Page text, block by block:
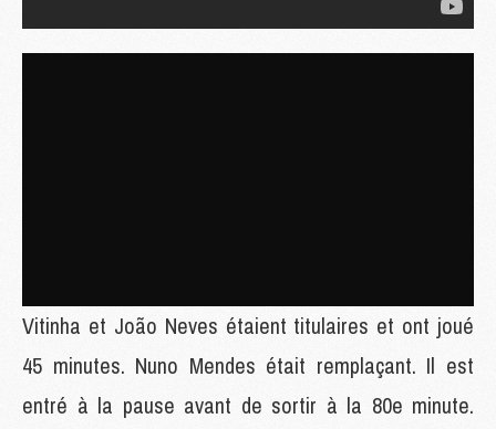
Vitinha et João Neves étaient titulaires et ont joué
45 minutes. Nuno Mendes était remplaçant. Il est
entré à la pause avant de sortir à la 80e minute.